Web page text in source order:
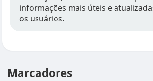
informações mais úteis e
os usuários.
Marcadores